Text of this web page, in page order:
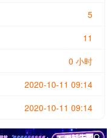
5
11
0 小时
2020-10-11 09:14
2020-10-11 09:14